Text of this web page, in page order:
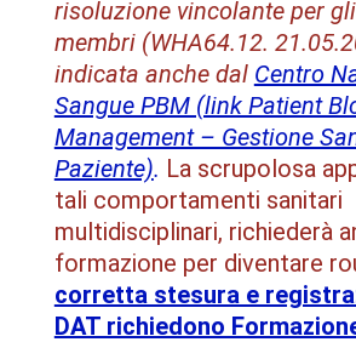
risoluzione vincolante per
membri (WHA64.12.
indicata anche dal Centro
Sangue PBM (link Patient
Management – Gestione
Paziente). La scrupolosa
tali comportamenti sanitari
multidisciplinari, richiederà
formazione per diventare
corretta stesura e
DAT richiedono